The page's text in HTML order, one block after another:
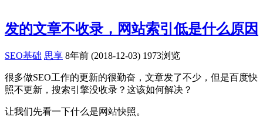
发的文章不收录，网站索引低是什么原因
SEO基础 思享 8年前 (2018-12-03) 1973浏览
很多做SEO工作的更新的很勤奋，文章发了不少，但是百度快
照不更新，搜索引擎没收录？这该如何解决？
让我们先看一下什么是网站快照。